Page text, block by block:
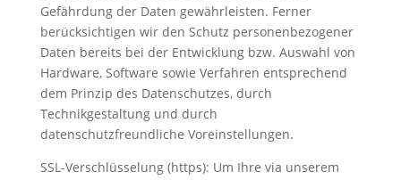
Gefährdung der Daten gewährleisten. Ferner
berücksichtigen wir den Schutz personenbezogener
Daten bereits bei der Entwicklung bzw. Auswahl von
Hardware, Software sowie Verfahren entsprechend
dem Prinzip des Datenschutzes, durch
Technikgestaltung und durch
datenschutzfreundliche Voreinstellungen.
SSL-Verschlüsselung (https): Um Ihre via unserem